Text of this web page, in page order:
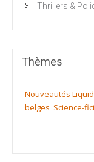
Thrillers &
Thèmes
Nouveautés
belges Science-